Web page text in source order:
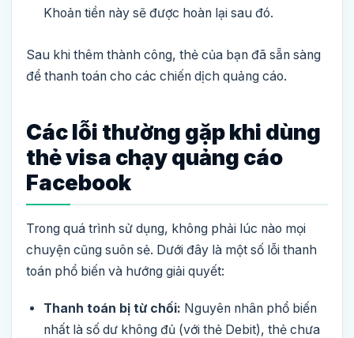
Khoản tiền này sẽ được hoàn lại sau đó.
Sau khi thêm thành công, thẻ của bạn đã sẵn sàng
để thanh toán cho các chiến dịch quảng cáo.
Các lỗi thường gặp khi dùng
thẻ visa chạy quảng cáo
Facebook
Trong quá trình sử dụng, không phải lúc nào mọi
chuyện cũng suôn sẻ. Dưới đây là một số lỗi thanh
toán phổ biến và hướng giải quyết:
Thanh toán bị từ chối: Nguyên nhân phổ biến
nhất là số dư không đủ (với thẻ Debit), thẻ chưa